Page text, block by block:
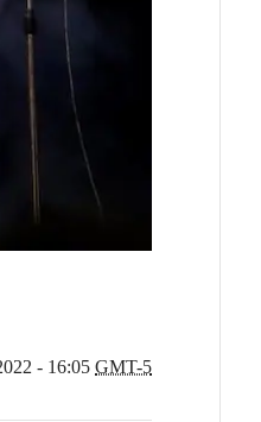
- 16:05 GMT-5